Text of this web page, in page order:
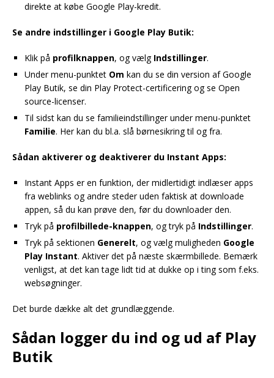
direkte at købe Google Play-kredit.
Se andre indstillinger i Google Play Butik:
Klik på profilknappen, og vælg Indstillinger.
Under menu-punktet Om kan du se din version af Google
Play Butik, se din Play Protect-certificering og se Open
source-licenser.
Til sidst kan du se familieindstillinger under menu-punktet
Familie. Her kan du bl.a. slå børnesikring til og fra.
Sådan aktiverer og deaktiverer du Instant Apps:
Instant Apps er en funktion, der midlertidigt indlæser apps
fra weblinks og andre steder uden faktisk at downloade
appen, så du kan prøve den, før du downloader den.
Tryk på profilbillede-knappen, og tryk på Indstillinger.
Tryk på sektionen Generelt, og vælg muligheden Google
Play Instant. Aktiver det på næste skærmbillede. Bemærk
venligst, at det kan tage lidt tid at dukke op i ting som f.eks.
websøgninger.
Det burde dække alt det grundlæggende.
Sådan logger du ind og ud af Play
Butik